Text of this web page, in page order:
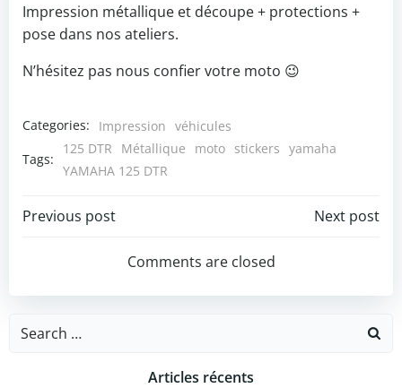
Impression métallique et découpe + protections +
pose dans nos ateliers.
N’hésitez pas nous confier votre moto 😉
Categories: Impression véhicules
Tags:
125 DTR Métallique moto stickers yamaha
YAMAHA 125 DTR
Post
navigation
Previous post
navigation
Next post
Comments are closed
Search
Articles récents